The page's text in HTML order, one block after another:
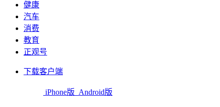
健康
汽车
消费
教育
正观号
下载客户端
iPhone版 Android版